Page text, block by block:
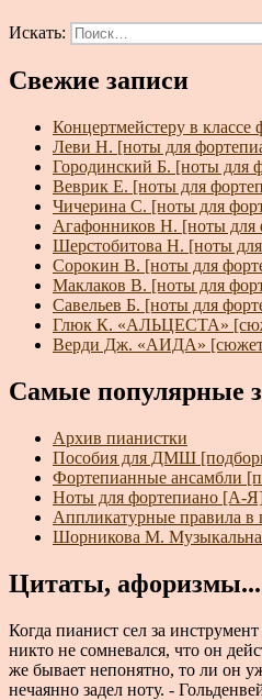
Искать:
Свежие записи
Концертмейстеру в
Леви Н. [ноты для
Городинский Б. [ноты для
Веврик Е. [ноты для
Чичерина С. [ноты для
Агафонников Н. [ноты для
Шерстобитова Н. [ноты
Сорокин В. [ноты для
Маклаков В. [ноты для
Савельев Б. [ноты для
Глюк К. «АЛЬЦЕСТА»
Верди Дж. «АИДА»
Самые популярные
Архив пианистки
Пособия для ДМШ
Фортепианные ансамбли
Ноты для фортепиано [А-
Аппликатурные правила в
Шорникова М.
Цитаты, афоризмы...
Когда пианист сел за
никто не сомневался, что он
же бывает непонятно, то ли он
нечаянно задел ноту. -